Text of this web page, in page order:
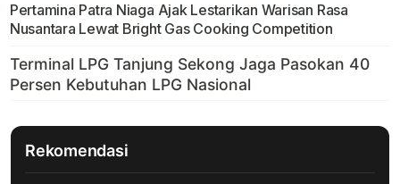
Pertamina Patra Niaga Ajak Lestarikan Warisan Rasa
Nusantara Lewat Bright Gas Cooking Competition
Rekomendasi